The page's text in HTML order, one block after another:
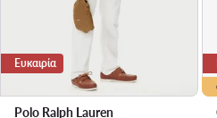
Ευκαιρία
Polo Ralph Lauren